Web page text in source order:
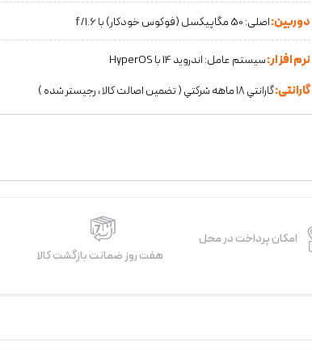
دوربین:اصلی: 50 مگاپیکسل (فوکوس خودکار) با f/1.6
نرم افزار:سیستم ‌عامل: اندروید 14 با HyperOS
گارانتی:گارانتي ١٨ ماهه شركتي ( تضمين اصالت كالا ، رجيستر شده )
امکان پرداخت در محل
هفت روز ضمانت بازگشت کالا